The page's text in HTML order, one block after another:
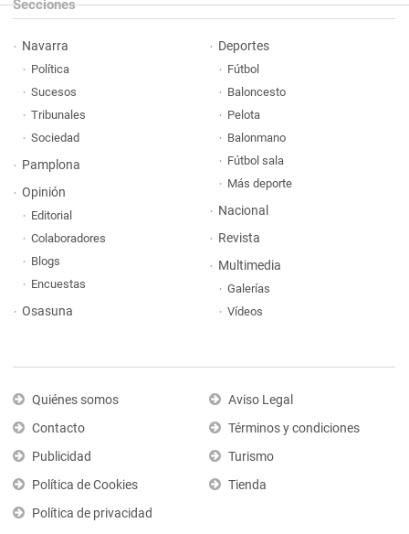
Secciones
Navarra
Política
Sucesos
Tribunales
Sociedad
Pamplona
Opinión
Editorial
Colaboradores
Blogs
Encuestas
Osasuna
Deportes
Fútbol
Baloncesto
Pelota
Balonmano
Fútbol sala
Más deporte
Nacional
Revista
Multimedia
Galerías
Vídeos
Quiénes somos
Contacto
Publicidad
Política de Cookies
Política de privacidad
Aviso Legal
Términos y condiciones
Turismo
Tienda